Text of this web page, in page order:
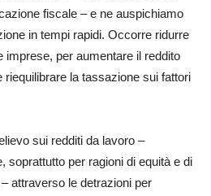
fiscale – e ne auspichiamo
in tempi rapidi. Occorre ridurre
imprese, per aumentare il reddito
riequilibrare la tassazione sui fattori
sui redditi da lavoro –
soprattutto per ragioni di equità e di
attraverso le detrazioni per